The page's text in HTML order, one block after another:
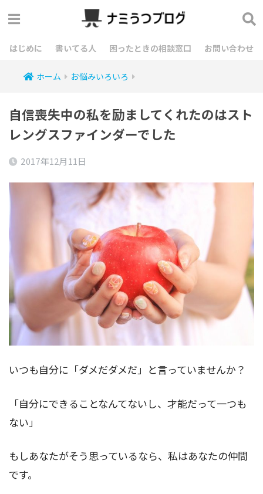
はじめに 書いてる人 困ったときの相談窓口 お問い合わせ
ホーム お悩みいろいろ
自信喪失中の私を励ましてくれたのはスト
レングスファインダーでした
2017年12月11日
いつも自分に「ダメだダメだ」と言っていませんか？
「自分にできることなんてないし、才能だって一つも
ない」
もしあなたがそう思っているなら、私はあなたの仲間
です。